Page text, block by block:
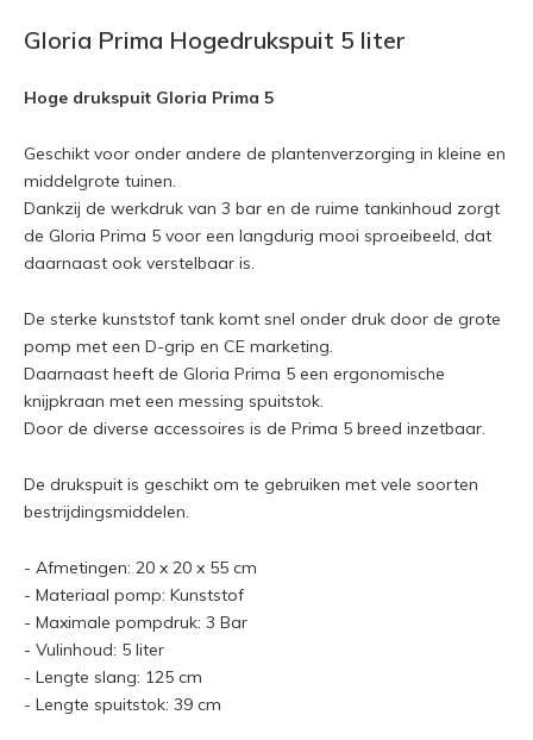
Gloria Prima Hogedrukspuit 5 liter
Hoge drukspuit Gloria Prima 5
Geschikt voor onder andere de plantenverzorging in kleine en
middelgrote tuinen.
Dankzij de werkdruk van 3 bar en de ruime tankinhoud zorgt
de Gloria Prima 5 voor een langdurig mooi sproeibeeld, dat
daarnaast ook verstelbaar is.
De sterke kunststof tank komt snel onder druk door de grote
pomp met een D-grip en CE marketing.
Daarnaast heeft de Gloria Prima 5 een ergonomische
knijpkraan met een messing spuitstok.
Door de diverse accessoires is de Prima 5 breed inzetbaar.
De drukspuit is geschikt om te gebruiken met vele soorten
bestrijdingsmiddelen.
- Afmetingen: 20 x 20 x 55 cm
- Materiaal pomp: Kunststof
- Maximale pompdruk: 3 Bar
- Vulinhoud: 5 liter
- Lengte slang: 125 cm
- Lengte spuitstok: 39 cm